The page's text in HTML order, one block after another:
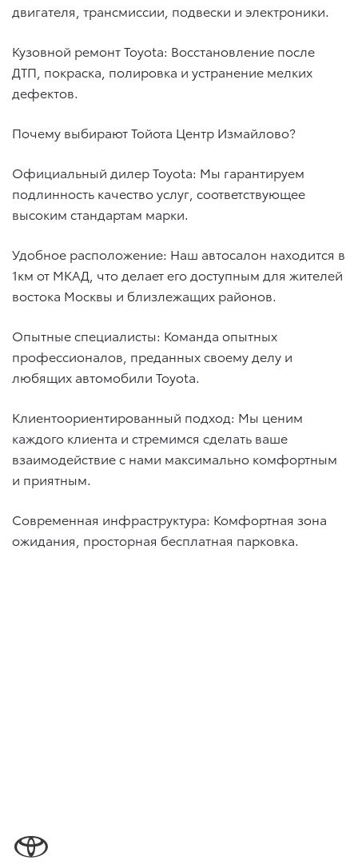
двигателя, трансмиссии, подвески и электроники.
Кузовной ремонт Toyota: Восстановление после
ДТП, покраска, полировка и устранение мелких
дефектов.
Почему выбирают Тойота Центр Измайлово?
Официальный дилер Toyota: Мы гарантируем
подлинность качество услуг, соответствующее
высоким стандартам марки.
Удобное расположение: Наш автосалон находится в
1км от МКАД, что делает его доступным для жителей
востока Москвы и близлежащих районов.
Опытные специалисты: Команда опытных
профессионалов, преданных своему делу и
любящих автомобили Toyota.
Клиентоориентированный подход: Мы ценим
каждого клиента и стремимся сделать ваше
взаимодействие с нами максимально комфортным
и приятным.
Современная инфраструктура: Комфортная зона
ожидания, просторная бесплатная парковка.